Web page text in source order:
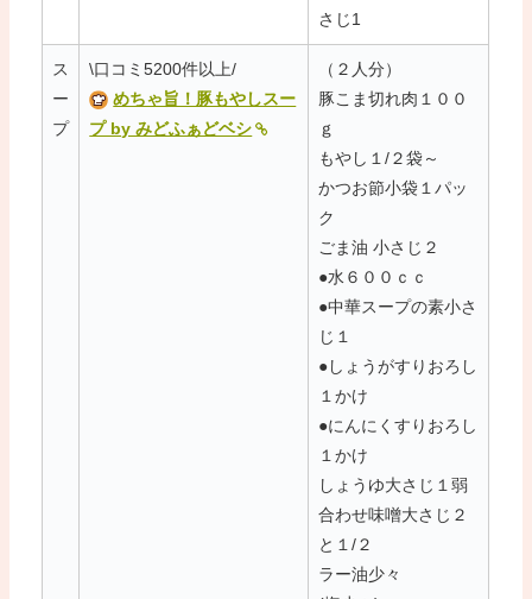
さじ1
ス
ー
プ
\口コミ5200件以上/
めちゃ旨！豚もやしスー
プ by みどふぁどベシ
（２人分）
豚こま切れ肉１００
ｇ
もやし１/２袋～
かつお節小袋１パッ
ク
ごま油 小さじ２
●水６００ｃｃ
●中華スープの素小さ
じ１
●しょうがすりおろし
１かけ
●にんにくすりおろし
１かけ
しょうゆ大さじ１弱
合わせ味噌大さじ２
と１/２
ラー油少々